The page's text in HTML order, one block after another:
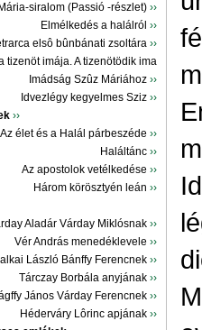
Mária-siralom (Passió -részlet) ››
Elmélkedés a halálról ››
elsô bûnbánati zsoltára ››
tizenöt imája. A tizenötödik ima
Imádság Szûz Máriához ››
Idvezlégy kegyelmes Sziz ››
››
Az élet és a Halál párbeszéde ››
Haláltánc ››
Az apostolok vetélkedése ››
Három körösztyén leán ››
Aladár Várday Miklósnak ››
Vér András menedéklevele ››
László Bánffy Ferencnek ››
Tárczay Borbála anyjának ››
János Várday Ferencnek ››
Héderváry Lôrinc apjának ››